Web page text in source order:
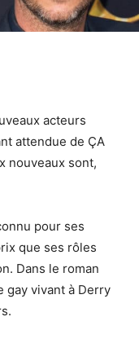
acteurs
attendue de ÇA
nouveaux sont,
pour ses
que ses rôles
Dans le roman
gay vivant à Derry